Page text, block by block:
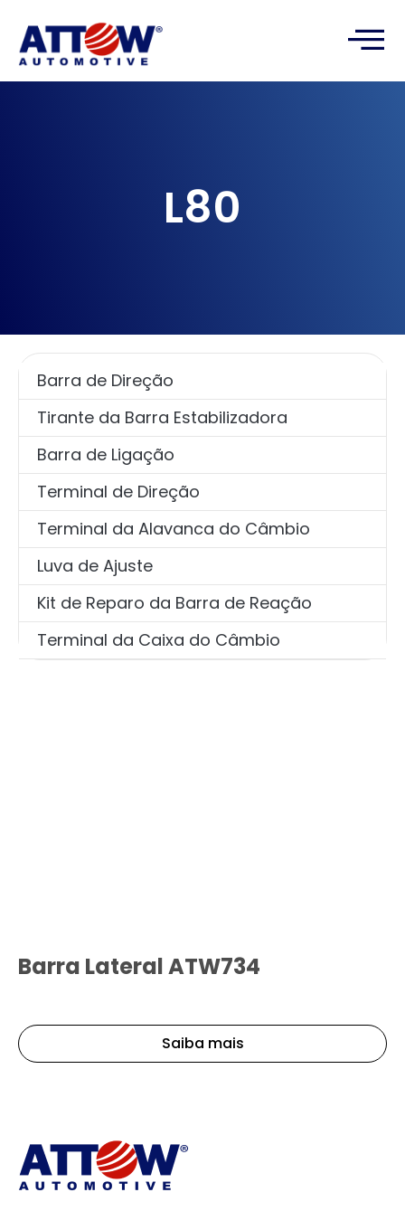
L80
Barra de Direção
Tirante da Barra Estabilizadora
Barra de Ligação
Terminal de Direção
Terminal da Alavanca do Câmbio
Luva de Ajuste
Kit de Reparo da Barra de Reação
Terminal da Caixa do Câmbio
Barra Lateral ATW734
Saiba mais